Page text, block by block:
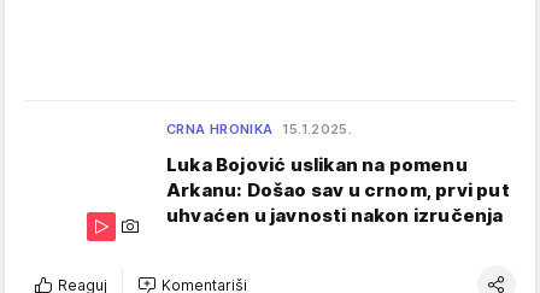
CRNA HRONIKA 15.1.2025.
Luka Bojović uslikan na pomenu
Arkanu: Došao sav u crnom, prvi put
uhvaćen u javnosti nakon izručenja
Reaguj Komentariši